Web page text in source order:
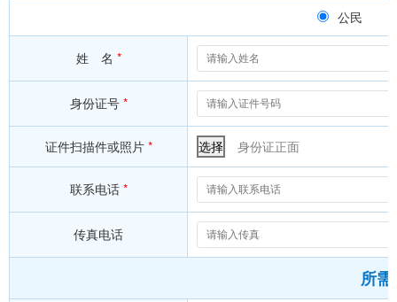
公民
姓 名 *
身份证号 *
证件扫描件或照片 * 选择 身份证正面
联系电话 *
传真电话
所